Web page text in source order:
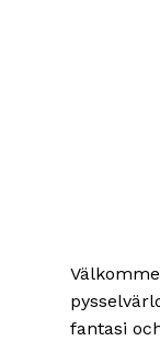
fantasi